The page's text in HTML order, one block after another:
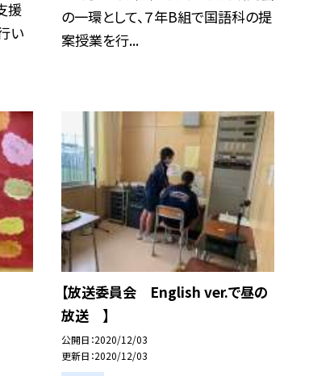
援
い
の一環として、７年B組で国語科の提
案授業を行...
【放送委員会 English ver.で昼の
放送 】
公開日 2020/12/03
更新日 2020/12/03